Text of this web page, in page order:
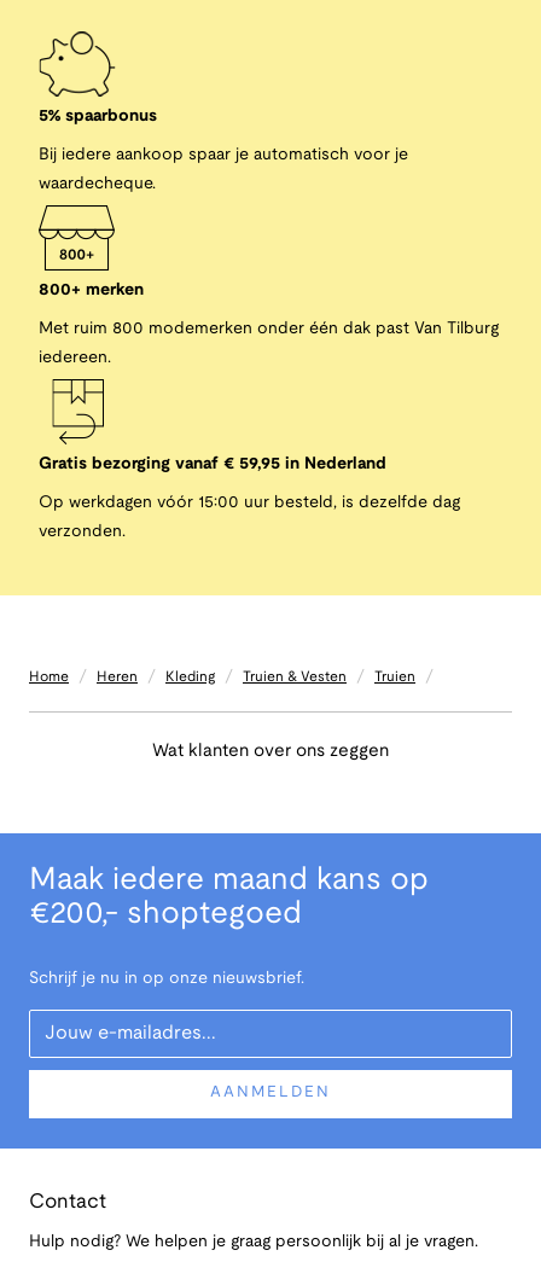
5% spaarbonus
Bij iedere aankoop spaar je automatisch voor je
waardecheque.
800+ merken
Met ruim 800 modemerken onder één dak past Van Tilburg
iedereen.
Gratis bezorging vanaf € 59,95 in Nederland
Op werkdagen vóór 15:00 uur besteld, is dezelfde dag
verzonden.
Home / Heren / Kleding / Truien & Vesten / Truien /
Wat klanten over ons zeggen
Maak iedere maand kans op
€200,- shoptegoed
Schrijf je nu in op onze nieuwsbrief.
Your Email
AANMELDEN
Contact
Hulp nodig? We helpen je graag persoonlijk bij al je vragen.